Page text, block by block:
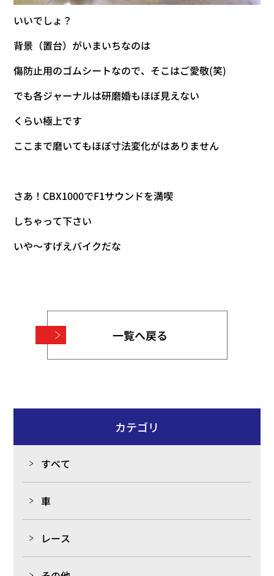
いいでしょ？
背景（置台）がいまいちなのは
傷防止用のゴムシートなので、そこはご愛敬(笑)
でも各ジャーナルは研磨婚もほぼ見えない
くらい極上です
ここまで磨いてもほぼ寸法変化がはありません
さあ！CBX1000でF1サウンドを満喫
しちゃって下さい
いや～すげえバイクだな
一覧へ戻る
カテゴリ
すべて
車
レース